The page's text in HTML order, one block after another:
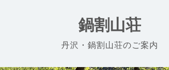
鍋割山荘
丹沢・鍋割山荘のご案内